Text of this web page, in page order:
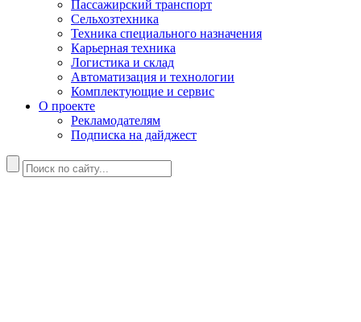
Пассажирский транспорт
Сельхозтехника
Техника специального назначения
Карьерная техника
Логистика и склад
Автоматизация и технологии
Комплектующие и сервис
О проекте
Рекламодателям
Подписка на дайджест